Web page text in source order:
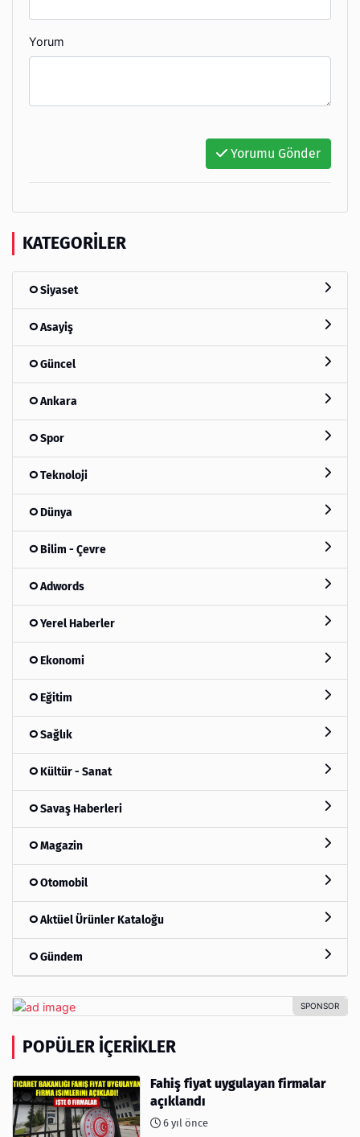
Yorum
Yorumu Gönder
KATEGORILER
Siyaset
Asayiş
Güncel
Ankara
Spor
Teknoloji
Dünya
Bilim - Çevre
Adwords
Yerel Haberler
Ekonomi
Eğitim
Sağlık
Kültür - Sanat
Savaş Haberleri
Magazin
Otomobil
Aktüel Ürünler Kataloğu
Gündem
POPÜLER İÇERIKLER
Fahiş fiyat uygulayan firmalar
açıklandı
6 yıl önce